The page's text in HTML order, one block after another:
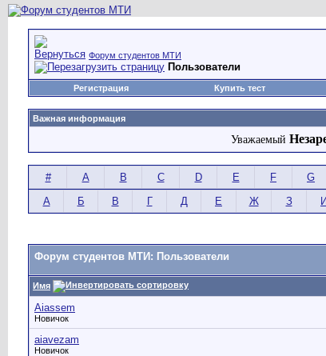
Форум студентов МТИ
Пользователи
Регистрация Купить тест
Важная информация
Уважаемый
# A B C D E F G
А
Б В Г Д Е Ж З И
Форум студентов МТИ: Пользователи
Имя
Aiassem
Новичок
aiavezam
Новичок